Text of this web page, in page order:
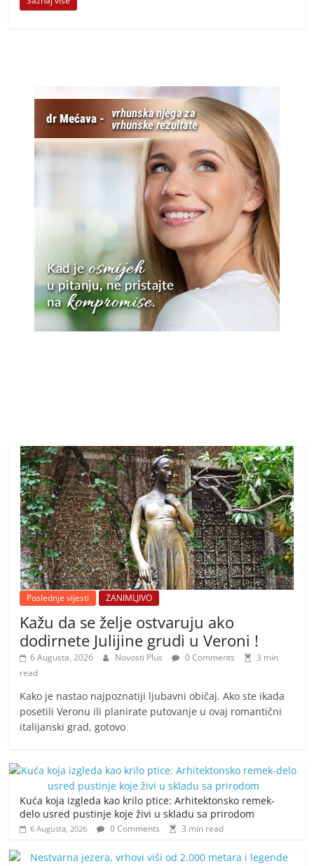
Poslednje vijesti ZANIMLJIVO
Kažu da se želje ostvaruju ako
dodirnete Julijine grudi u Veroni !
6 Augusta, 2026 Novosti Plus 0 Comments
3 min
read
Kako je nastao najpoznatiji ljubavni običaj. Ako ste ikada
posetili Veronu ili planirate putovanje u ovaj romantični
italijanski grad, gotovo
Kuća koja izgleda kao krilo ptice: Arhitektonsko remek-
delo usred pustinje koje živi u skladu sa prirodom
6 Augusta, 2026 0 Comments 3 min read